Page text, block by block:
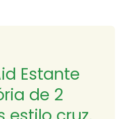
Estante
de 2